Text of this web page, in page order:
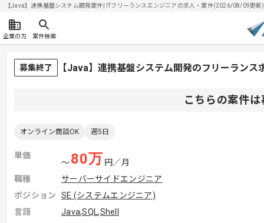
【Java】連携基盤システム開発案件| ITフリーランスエンジニアの求人・案件(2026/08/09更新)
企業の方 案件検索
募集終了 【Java】連携基盤システム開発のフリーランス
こちらの案件
オンライン商談OK 週5日
単価
〜80万 円／月
職種
サーバーサイドエンジニア
ポジション
SE (システムエンジニア)
言語
Java,SQL,Shell